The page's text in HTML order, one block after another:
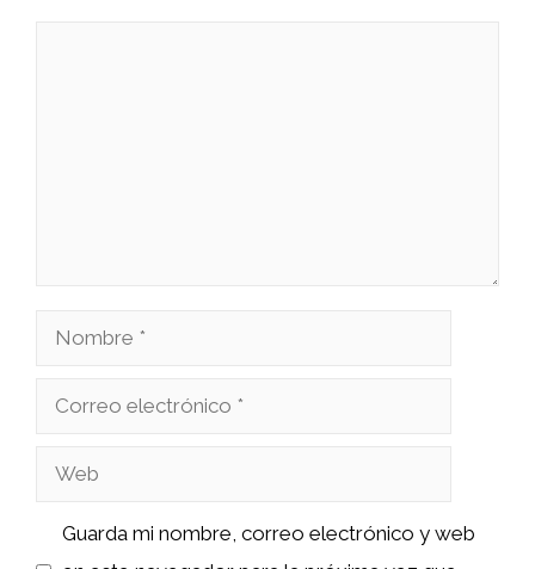
Nombre
Correo
Web
Guarda mi nombre, correo electrónico y web